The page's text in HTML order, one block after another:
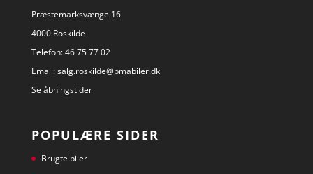
Præstemarksvænge 16
4000 Roskilde
Telefon:46 75 77 02
Email:salg.roskilde@pmabiler.dk
Se åbningstider
POPULÆRE SIDER
Brugte biler